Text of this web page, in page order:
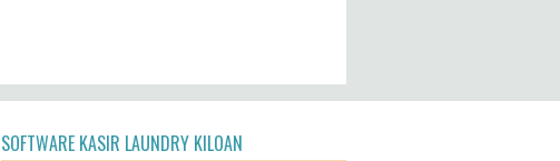
SOFTWARE KASIR LAUNDRY KILOAN